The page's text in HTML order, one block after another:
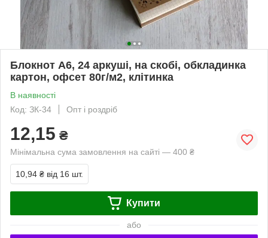
Блокнот А6, 24 аркуші, на скобі, обкладинка
картон, офсет 80г/м2, клітинка
В наявності
Код: ЗК-34
Опт і роздріб
12,15 ₴
Мінімальна сума замовлення на сайті — 400 ₴
10,94 ₴ від 16 шт.
Купити
або